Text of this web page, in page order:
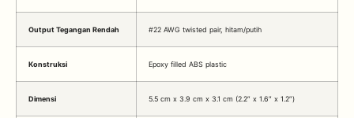
Output Tegangan Rendah #22 AWG twisted pair, hitam/putih
Konstruksi Epoxy filled ABS plastic
Dimensi 5.5 cm x 3.9 cm x 3.1 cm (2.2″ x 1.6″ x 1.2″)